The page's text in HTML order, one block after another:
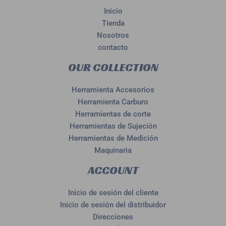
Inicio
Tienda
Nosotros
contacto
OUR COLLECTION
Herramienta Accesorios
Herramienta Carburo
Herramientas de corte
Herramientas de Sujeción
Herramientas de Medición
Maquinaria
ACCOUNT
Inicio de sesión del cliente
Inicio de sesión del distribuidor
Direcciones